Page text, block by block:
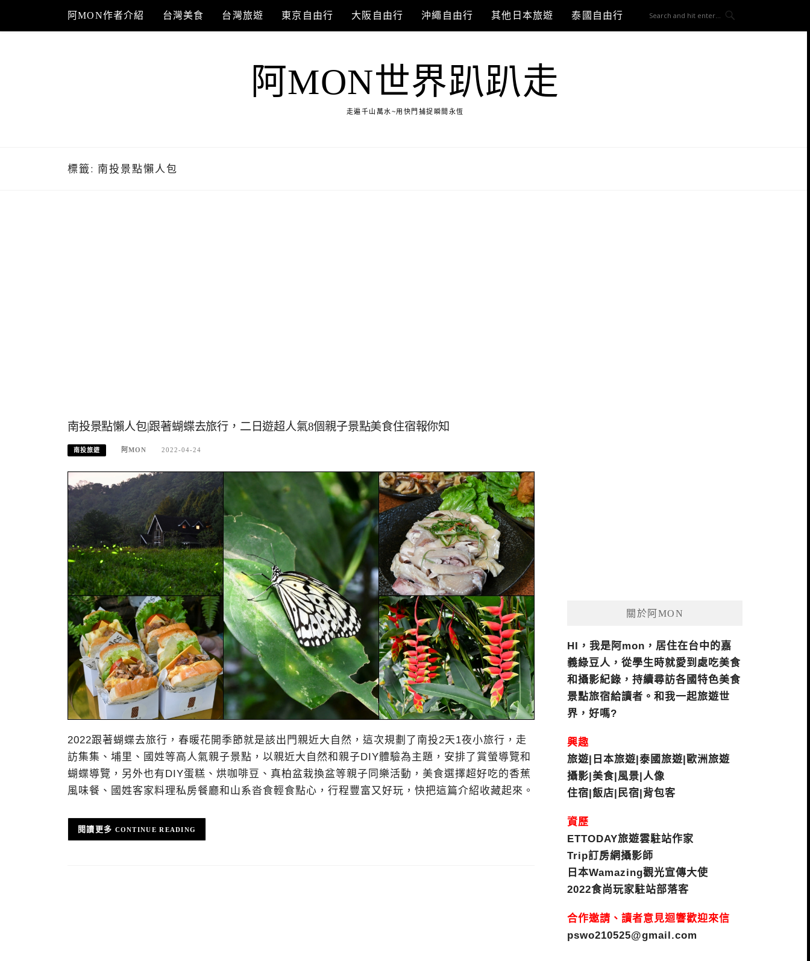
content
阿MON作者介紹 台灣美食 台灣旅遊 東京自由行 大阪自由行 沖繩自由行 其他日本旅遊 泰國自由行
阿MON世界趴趴走
走遍千山萬水~用快門捕捉瞬間永恆
標籤: 南投景點懶人包
南投景點懶人包|跟著蝴蝶去旅行，二日遊超人氣8個親子景點美食住宿報你知
南投旅遊 阿MON 2022-04-24
2022跟著蝴蝶去旅行，春暖花開季節就是該出門親近大自然，這次規劃了南投2天1夜小旅行，走
訪集集、埔里、國姓等高人氣親子景點，以親近大自然和親子DIY體驗為主題，安排了賞螢導覽和
蝴蝶導覽，另外也有DIY蛋糕、烘咖啡豆、真柏盆栽換盆等親子同樂活動，美食選擇超好吃的香蕉
風味餐、國姓客家料理私房餐廳和山系沓食輕食點心，行程豐富又好玩，快把這篇介紹收藏起來。
CONTINUE READING
關於阿MON
HI，我是阿mon，居住在台中的嘉
義綠豆人，從學生時就愛到處吃美食
和攝影紀錄，持續尋訪各國特色美食
景點旅宿給讀者。和我一起旅遊世
界，好嗎?
興趣
旅遊|日本旅遊|泰國旅遊|歐洲旅遊
攝影|美食|風景|人像
住宿|飯店|民宿|背包客
資歷
ETTODAY旅遊雲駐站作家
Trip訂房網攝影師
日本Wamazing觀光宣傳大使
2022食尚玩家駐站部落客
合作邀請、讀者意見迴響歡迎來信
pswo210525@gmail.com